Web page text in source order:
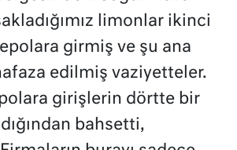
limonlar ikinci
girmiş ve şu ana
edilmiş vaziyetteler.
girişlerin dörtte bir
bahsetti,